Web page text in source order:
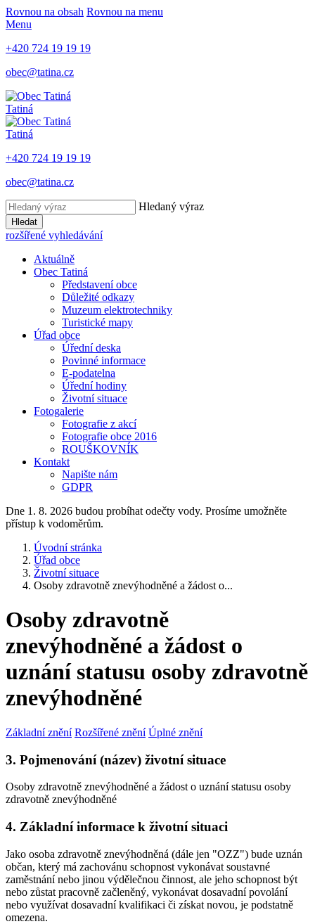
Rovnou na obsah Rovnou na menu
Menu
+420 724 19 19 19
obec@tatina.cz
Tatiná
Tatiná
+420 724 19 19 19
obec@tatina.cz
Hledaný výraz
Hledat
rozšířené vyhledávání
Aktuálně
Obec Tatiná
Představení obce
Důležité odkazy
Muzeum elektrotechniky
Turistické mapy
Úřad obce
Úřední deska
Povinné informace
E-podatelna
Úřední hodiny
Životní situace
Fotogalerie
Fotografie z akcí
Fotografie obce 2016
ROUŠKOVNÍK
Kontakt
Napište nám
GDPR
Dne 1. 8. 2026 budou probíhat odečty vody. Prosíme umožněte
přístup k vodoměrům.
Úvodní stránka
Úřad obce
Životní situace
Osoby zdravotně znevýhodněné a žádost o...
Osoby zdravotně
znevýhodněné a žádost o
uznání statusu osoby zdravotně
znevýhodněné
Základní znění Rozšířené znění Úplné znění
3. Pojmenování (název) životní situace
Osoby zdravotně znevýhodněné a žádost o uznání statusu osoby
zdravotně znevýhodněné
4. Základní informace k životní situaci
Jako osoba zdravotně znevýhodněná (dále jen "OZZ") bude uznán
občan, který má zachovánu schopnost vykonávat soustavné
zaměstnání nebo jinou výdělečnou činnost, ale jeho schopnost být
nebo zůstat pracovně začleněný, vykonávat dosavadní povolání
nebo využívat dosavadní kvalifikaci či získat novou, je podstatně
omezena.